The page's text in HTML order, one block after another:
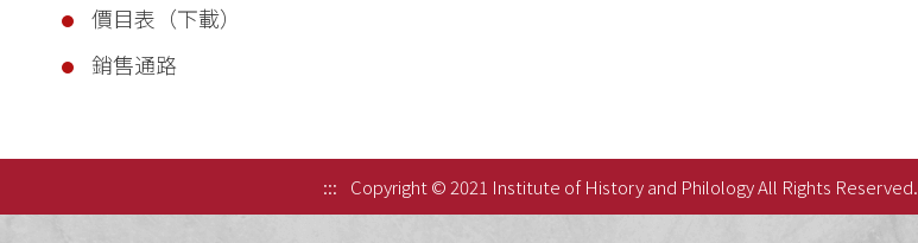
價目表（下載）
銷售通路
::: Copyright © 2021 Institute of History and Philology All Rights Reserved.